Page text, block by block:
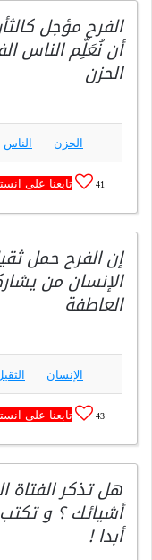
الفرح مؤجل
أن نُعَلِّم الناس
الحزن
الحزن الناس
41 تابعنا على
إن الفرح حمل
الإنسان من
العاطفة
الإنسان
43 تابعنا على
هل تذكر الفتاة
أشيائك ؟ و
أبدا !